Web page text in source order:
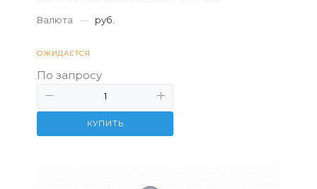
Валюта — руб.
ОЖИДАЕТСЯ
По запросу
КУПИТЬ